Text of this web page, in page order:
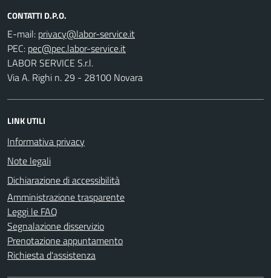
CONTATTI D.P.O.
E-mail:
PEC:
LABOR SERVICE S.r.l.
Via A. Righi n. 29 - 28100 Novara
LINK UTILI
Informativa privacy
Note legali
Dichiarazione di accessibilità
Amministrazione trasparente
Leggi le FAQ
Segnalazione disservizio
Prenotazione appuntamento
Richiesta d'assistenza